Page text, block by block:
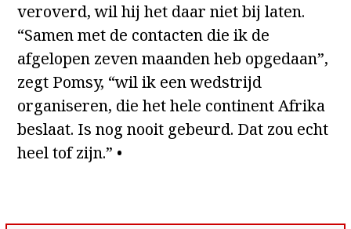
veroverd, wil hij het daar niet bij laten.
“Samen met de contacten die ik de
afgelopen zeven maanden heb opgedaan”,
zegt Pomsy, “wil ik een wedstrijd
organiseren, die het hele continent Afrika
beslaat. Is nog nooit gebeurd. Dat zou echt
heel tof zijn.” •